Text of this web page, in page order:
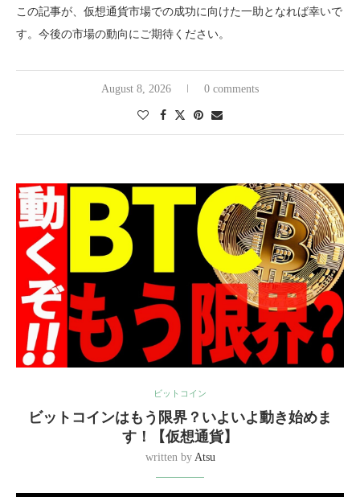
この記事が、仮想通貨市場での成功に向けた一助となれば幸いで
す。今後の市場の動向にご期待ください。
August 8, 2026 0 comments
ビットコイン
ビットコインはもう限界？いよいよ動き始めま
す！【仮想通貨】
written by Atsu